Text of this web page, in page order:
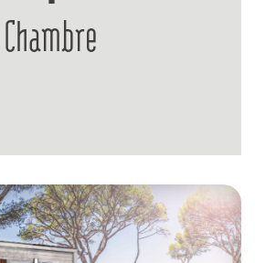
Chambre